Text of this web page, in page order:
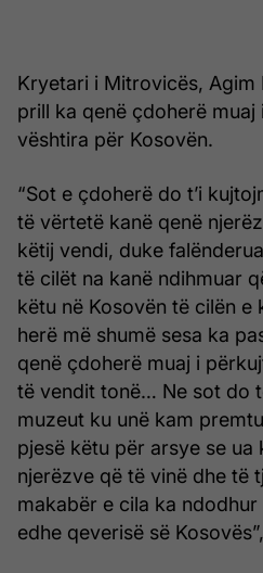
Kryetari i Mitrovicës, Agim
prill ka qenë çdoherë
vështira për Kosovën.
“Sot e çdoherë do t’i
të vërtetë kanë qenë
këtij vendi, duke
të cilët na kanë ndihmuar
këtu në Kosovën të cilën e
herë më shumë sesa ka
qenë çdoherë muaj i
të vendit tonë… Ne sot do
muzeut ku unë kam
pjesë këtu për arsye se
njerëzve që të vinë dhe të
makabër e cila ka
edhe qeverisë së